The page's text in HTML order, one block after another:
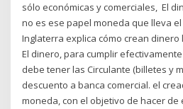
sólo económicas y comerciales, El
no es ese papel moneda que lleva
Inglaterra explica cómo crean dinero
El dinero, para cumplir
debe tener las Circulante (billetes y
descuento a banca comercial. el
moneda, con el objetivo de hacer de